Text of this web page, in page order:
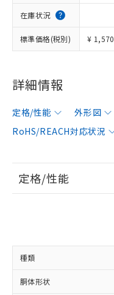
在庫状況
標準価格(税別) ¥ 1,570
詳細情報
定格/性能 外形図
RoHS/REACH対応状況
定格/性能
種類
胴体形状